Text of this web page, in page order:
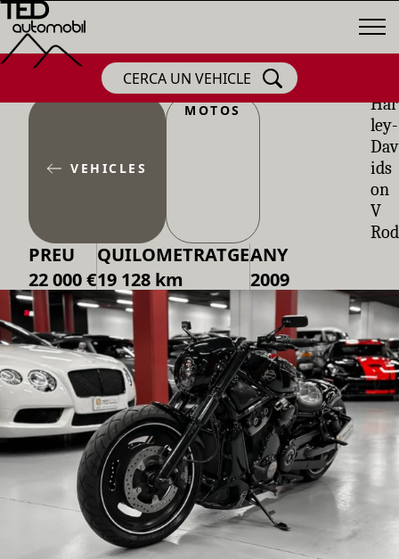
CERCA UN VEHICLE
VEHICLES
MOTOS
Har
ley-
Dav
ids
on
V
Rod
PREU
22 000 €
QUILOMETRATGE
19 128 km
ANY
2009